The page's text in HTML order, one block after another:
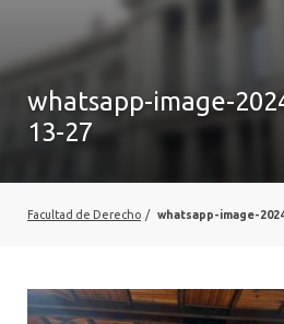
SOBRE LA FACULTAD
CARRERAS
VINCULACIÓN CON EL MEDIO
whatsapp-image-
13-27
Facultad de Derecho / whatsapp-image-